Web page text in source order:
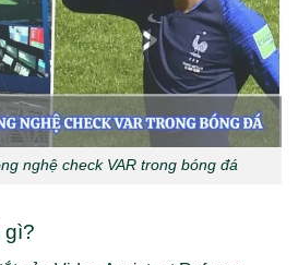
nghệ check VAR trong bóng đá
gì?